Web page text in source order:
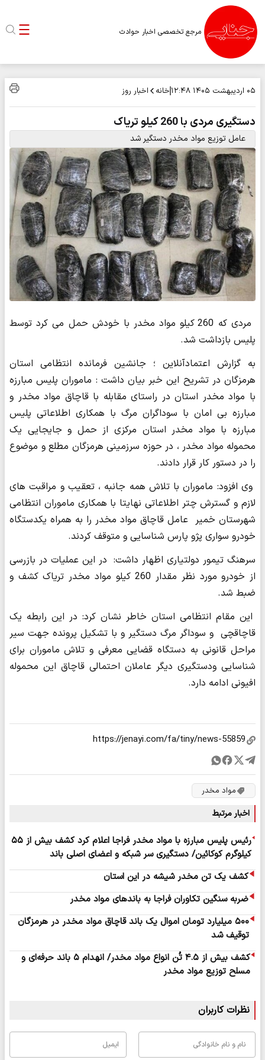
مرجع تخصصی اخبار حوادث
۰۵ اردیبهشت ۱۴۰۵ ۱۲:۴۸ خانه اخبار روز
دستگیری مردی با 260 کیلو تریاک
عامل توزیع مواد مخدر دستگیر شد
مردی که 260 کیلو مواد مخدر با خودش حمل می کرد توسط
پلیس بازداشت شد.
به گزارش اعتمادآنلاین ؛ جانشین فرمانده انتظامی استان
هرمزگان در تشریح این خبر بیان داشت : ماموران پلیس مبارزه
با مواد مخدر استان در راستای مقابله با قاچاق مواد مخدر و
مبارزه بی امان با سوداگران مرگ با همکاری اطلاعاتی پلیس
مبارزه با مواد مخدر استان مرکزی از حمل و جایجایی یک
محموله مواد مخدر ، در حوزه سرزمینی هرمزگان مطلع و موضوع
را در دستور کار قرار دادند.
وی افزود: ماموران با تلاش همه جانبه ، تعقیب و مراقبت های
لازم و گسترش چتر اطلاعاتی نهایتا با همکاری ماموران انتظامی
شهرستان خمیر عامل قاچاق مواد مخدر را به همراه یکدستگاه
خودرو سواری پژو پارس شناسایی و متوقف کردند.
سرهنگ تیمور دولتیاری اظهار داشت: در این عملیات در بازرسی
از خودرو مورد نظر مقدار 260 کیلو مواد مخدر تریاک کشف و
ضبط شد.
این مقام انتظامی استان خاطر نشان کرد: در این رابطه یک
قاچاقچی و سوداگر مرگ دستگیر و با تشکیل پرونده جهت سیر
مراحل قانونی به دستگاه قضایی معرفی و تلاش ماموران برای
شناسایی ودستگیری دیگر عاملان احتمالی قاچاق این محموله
افیونی ادامه دارد.
مواد مخدر
اخبار مرتبط
رئیس پلیس مبارزه با مواد مخدر فراجا اعلام کرد کشف بیش از ۵۵
کیلوگرم کوکائین/ دستگیری سر شبکه و اعضای اصلی باند
کشف یک تن مخدر شیشه در این استان
ضربه سنگین تکاوران فراجا به باندهای مواد مخدر
۵۰۰ میلیارد تومان اموال یک باند قاچاق مواد مخدر در هرمزگان
توقیف شد
کشف بیش از ۴.۵ تُن انواع مواد مخدر/ انهدام ۵ باند حرفه‌ای و
مسلح توزیع مواد مخدر
نظرات کاربران